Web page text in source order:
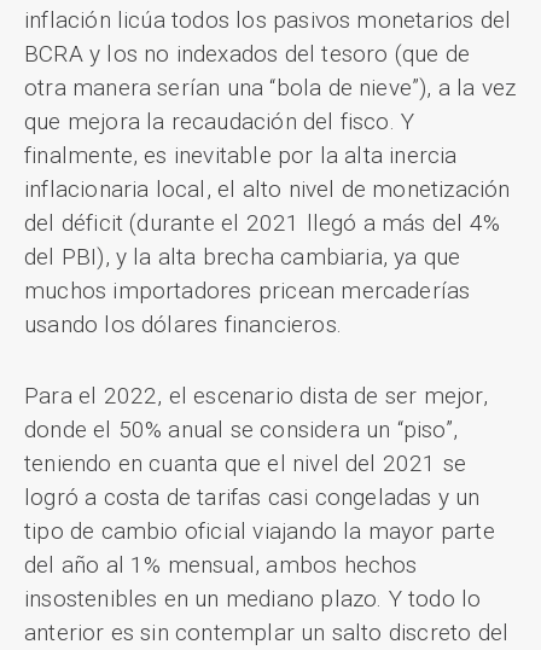
inflación licúa todos los pasivos monetarios del
BCRA y los no indexados del tesoro (que de
otra manera serían una “bola de nieve”), a la vez
que mejora la recaudación del fisco. Y
finalmente, es inevitable por la alta inercia
inflacionaria local, el alto nivel de monetización
del déficit (durante el 2021 llegó a más del 4%
del PBI), y la alta brecha cambiaria, ya que
muchos importadores pricean mercaderías
usando los dólares financieros.
Para el 2022, el escenario dista de ser mejor,
donde el 50% anual se considera un “piso”,
teniendo en cuanta que el nivel del 2021 se
logró a costa de tarifas casi congeladas y un
tipo de cambio oficial viajando la mayor parte
del año al 1% mensual, ambos hechos
insostenibles en un mediano plazo. Y todo lo
anterior es sin contemplar un salto discreto del